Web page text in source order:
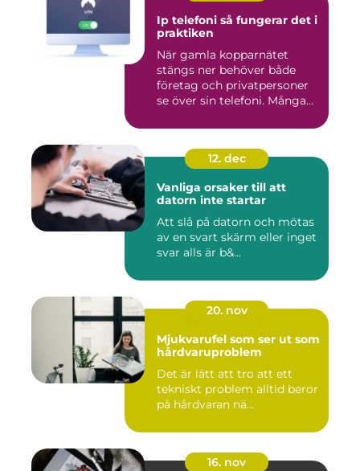
Ip telefoni så fungerar det i
praktiken
När gamla kopparnätet
stängs ner behöver både
företag och privatpersoner
se över sin telefoni. Många...
12. dec
Vanliga orsaker till att
datorn inte startar
Att slå på datorn och mötas
av en svart skärm eller inget
svar alls är b&...
20. nov
Mjukvarufel som ser ut som
hårdvaruproblem
Det är lätt att tro att ett
tekniskt problem alltid beror
på hårdvaran nä...
16. nov